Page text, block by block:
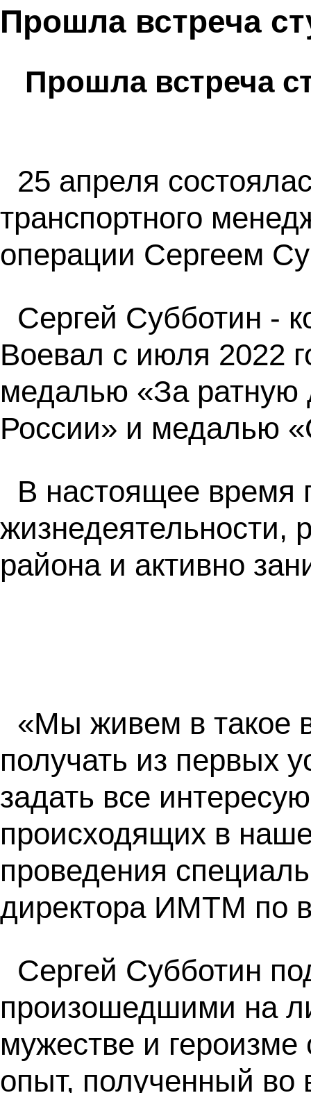
Прошла встреча
Прошла встреча
25 апреля
транспортного
операции Сергеем
Сергей Субботин -
Воевал с июля 2022
медалью «За ратную
России» и медалью
В настоящее время
жизнедеятельности,
района и активно
«Мы живем в такое
получать из первых
задать все
происходящих в
проведения
директора ИМТМ по
Сергей Субботин
произошедшими на
мужестве и
опыт, полученный во